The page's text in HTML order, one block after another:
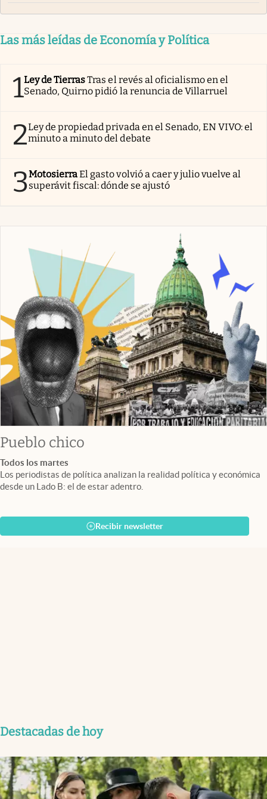
Las más leídas de Economía y Política
1Ley de TierrasTras el revés al oficialismo en el
Senado, Quirno pidió la renuncia de Villarruel
2Ley de propiedad privada en el Senado, EN VIVO: el
minuto a minuto del debate
3MotosierraEl gasto volvió a caer y julio vuelve al
superávit fiscal: dónde se ajustó
Pueblo chico
Todos los martes
Los periodistas de política analizan la realidad política y económica
desde un Lado B: el de estar adentro.
Recibir newsletter
Destacadas de hoy